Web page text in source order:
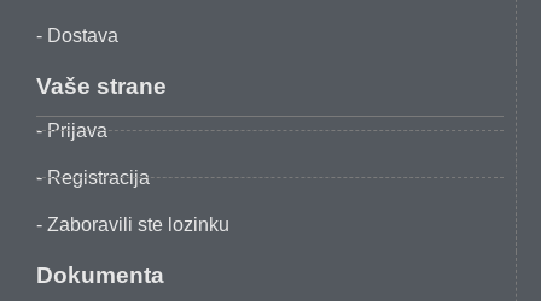
- Dostava
Vaše strane
- Prijava
- Registracija
- Zaboravili ste lozinku
Dokumenta